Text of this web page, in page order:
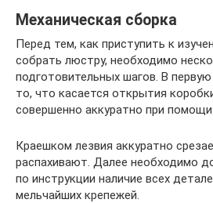
Механическая сборка
Перед тем, как приступить к
собрать люстру, необходимо
подготовительных шагов. В
то, что касается открытия
совершенно аккуратно при
Краешком лезвия аккуратно
распахивают. Далее необходимо
по инструкции наличие всех
мельчайших крепежей.